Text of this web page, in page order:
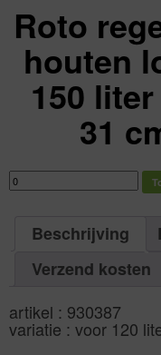
Roto
houten
150
31
Roto
regentonstandaard
houten
regenton
|
Aantal
1
Beschrijving
Verzend kosten
artikel : 930387
variatie : voor 120